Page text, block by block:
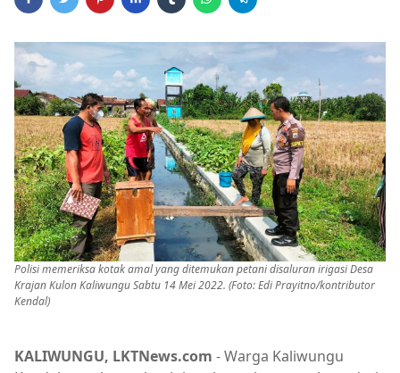
Polisi memeriksa kotak amal yang ditemukan petani disaluran irigasi Desa
Krajan Kulon Kaliwungu Sabtu 14 Mei 2022. (Foto: Edi Prayitno/kontributor
Kendal)
KALIWUNGU, LKTNews.com - Warga Kaliwungu